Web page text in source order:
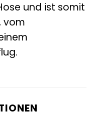
und ist somit
vom